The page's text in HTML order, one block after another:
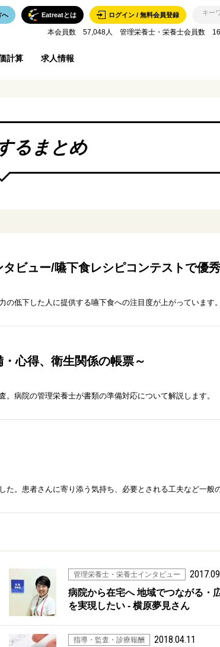
ログイン / 無料会員登録
Eatreatとは
へ
本会員数 57,048人 管理栄養士・栄養士会員数
計算 求人情報
るまとめ
心得、衛生関係の帳票～
病院の管理栄養士が書類の準備対応について解説します。
管理栄養士・栄養士インタビュー
病院から在宅へ 地域でつながる・
を実現したい - 横原夢見さん
指導・監査・診療報酬 2018.04.11